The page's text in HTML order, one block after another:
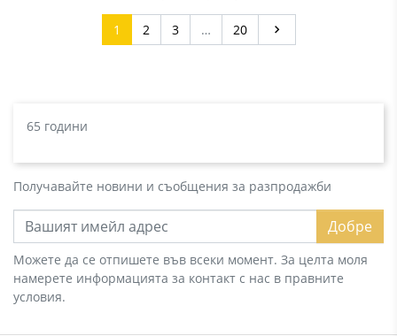
1 2 3 … 20 Напред

65 години
Получавайте новини и съобщения за разпродажби
Добре
Можете да се отпишете във всеки момент. За целта моля
намерете информацията за контакт с нас в правните
условия.